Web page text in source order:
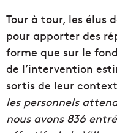
Tour à tour, les élus
pour apporter des
forme que sur le
de l’intervention
sortis de leur
les personnels
nous avons 836